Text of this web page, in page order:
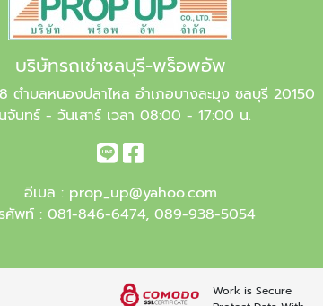
บริษัทรถเช่าชลบุรี-พร็อพอัพ
ตำบลหนองปลาไหล อำเภอบางละมุง ชลบุรี 20150
จันทร์ - วันเสาร์ เวลา 08:00 - 17:00 น.
อีเมล : prop_up@yahoo.com
ศัพท์ : 081-846-6474, 089-938-5054
Work is Secure